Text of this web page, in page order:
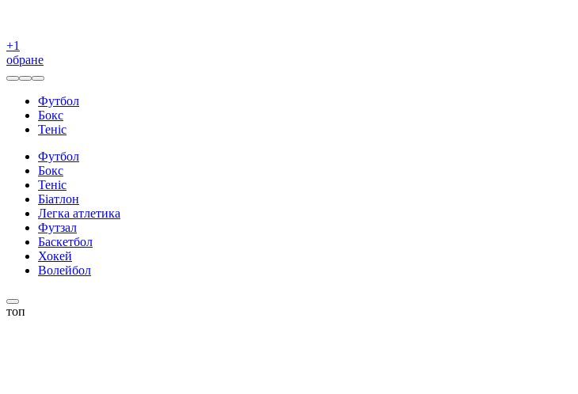
+1
обране
Футбол
Бокс
Теніс
Футбол
Бокс
Теніс
Біатлон
Легка атлетика
Футзал
Баскетбол
Хокей
Волейбол
топ